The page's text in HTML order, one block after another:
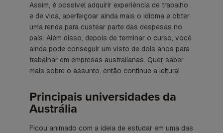
Assim, é possível adquirir experiência de trabalho
e de vida, aperfeiçoar ainda mais o idioma e obter
uma renda para custear parte das despesas no
país. Além disso, depois de terminar o curso, você
ainda pode conseguir um visto de dois anos para
trabalhar em empresas australianas. Quer saber
mais sobre o assunto, então continue a leitura!
Principais universidades da
Austrália
Ficou animado com a ideia de estudar em uma das